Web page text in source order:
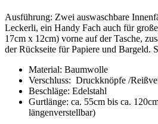
Ausführung: Zwei auswaschbare
Leckerli, ein Handy Fach auch für
17cm x 12cm) vorne auf der Tasche,
der Rückseite für Papiere und Bargeld.
Material: Baumwolle
Verschluss: Druckknöpfe /
Beschläge: Edelstahl
Gurtlänge: ca. 55cm bis ca.
längenverstellbar)